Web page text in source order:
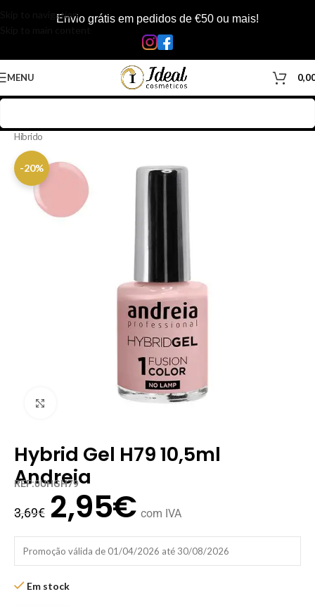
Skip to navigationEnvio grátis em pedidos de €50 ou mais!
MENU
Hibrido
-20%
Clique para ampliar
Hybrid Gel H79 10,5ml
Andreia
REF:0UHGH79
3,69€ 2,95€ com IVA
Promoção válida de 01/04/2026 até 30/08/2026
Em stock